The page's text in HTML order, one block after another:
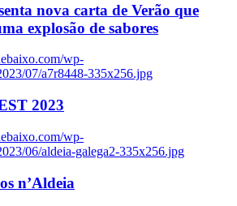
nova carta de Verão que
explosão de sabores
wp-
07/a7r8448-335x256.jpg
2023
wp-
06/aldeia-galega2-335x256.jpg
n’Aldeia